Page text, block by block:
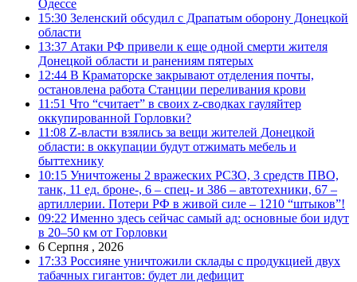
Одессе
15:30 Зеленский обсудил с Драпатым оборону Донецкой
области
13:37 Атаки РФ привели к еще одной смерти жителя
Донецкой области и ранениям пятерых
12:44 В Краматорске закрывают отделения почты,
остановлена работа Станции переливания крови
11:51 Что “считает” в своих z-сводках гауляйтер
оккупированной Горловки?
11:08 Z-власти взялись за вещи жителей Донецкой
области: в оккупации будут отжимать мебель и
быттехнику
10:15 Уничтожены 2 вражеских РСЗО, 3 средств ПВО,
танк, 11 ед. броне-, 6 – спец- и 386 – автотехники, 67 –
артиллерии. Потери РФ в живой силе – 1210 “штыков”!
09:22 Именно здесь сейчас самый ад: основные бои идут
в 20–50 км от Горловки
6 Серпня , 2026
17:33 Россияне уничтожили склады с продукцией двух
табачных гигантов: будет ли дефицит